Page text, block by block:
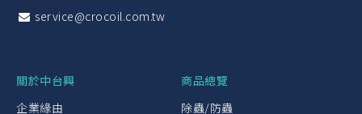
service@crocoil.com.tw
關於中台興
企業緣由
商品總覽
除蟲/防蟲